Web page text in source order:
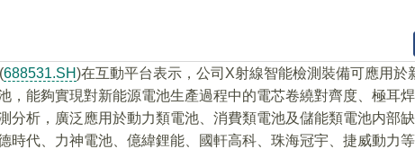
688531.SH)在互動平台表示，公司X射線智能檢測裝備可應用於
，能夠實現對新能源電池生產過程中的電芯卷繞對齊度、極耳
分析，廣泛應用於動力類電池、消費類電池及儲能類電池内部
時代、力神電池、億緯鋰能、國軒高科、珠海冠宇、捷威動力